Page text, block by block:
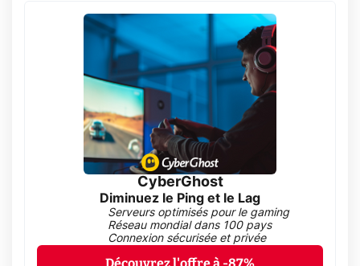
CyberGhost
Diminuez le Ping et le Lag
Serveurs optimisés pour le gaming
Réseau mondial dans 100 pays
Connexion sécurisée et privée